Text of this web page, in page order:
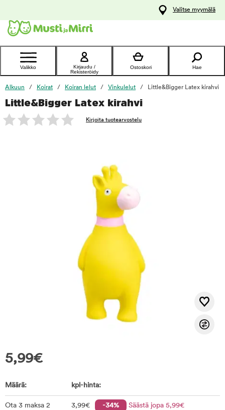
Ota yhteyttä
asiakaspalveluun
Valitse myymälä
Valikko
Kirjaudu /
Rekisteröidy
Ostoskori Hae
Alkuun Koirat Koiran lelut Vinkulelut Little&Bigger Latex kirahvi
Little&Bigger Latex kirahvi
Kirjoita tuotearvostelu
5,99€
Määrä: kpl-hinta:
Ota 3 maksa 2 3,99€ -34% Säästä jopa 5,99€
foo